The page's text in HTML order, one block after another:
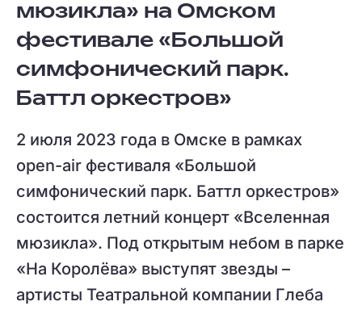
мюзикла» на Омском
фестивале «Большой
симфонический парк.
Баттл оркестров»
2 июля 2023 года в Омске в рамках
open-air фестиваля «Большой
симфонический парк. Баттл оркестров»
состоится летний концерт «Вселенная
мюзикла». Под открытым небом в парке
«На Королёва» выступят звезды –
артисты Театральной компании Глеба